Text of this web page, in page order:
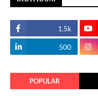
1.5k
500
POPULAR